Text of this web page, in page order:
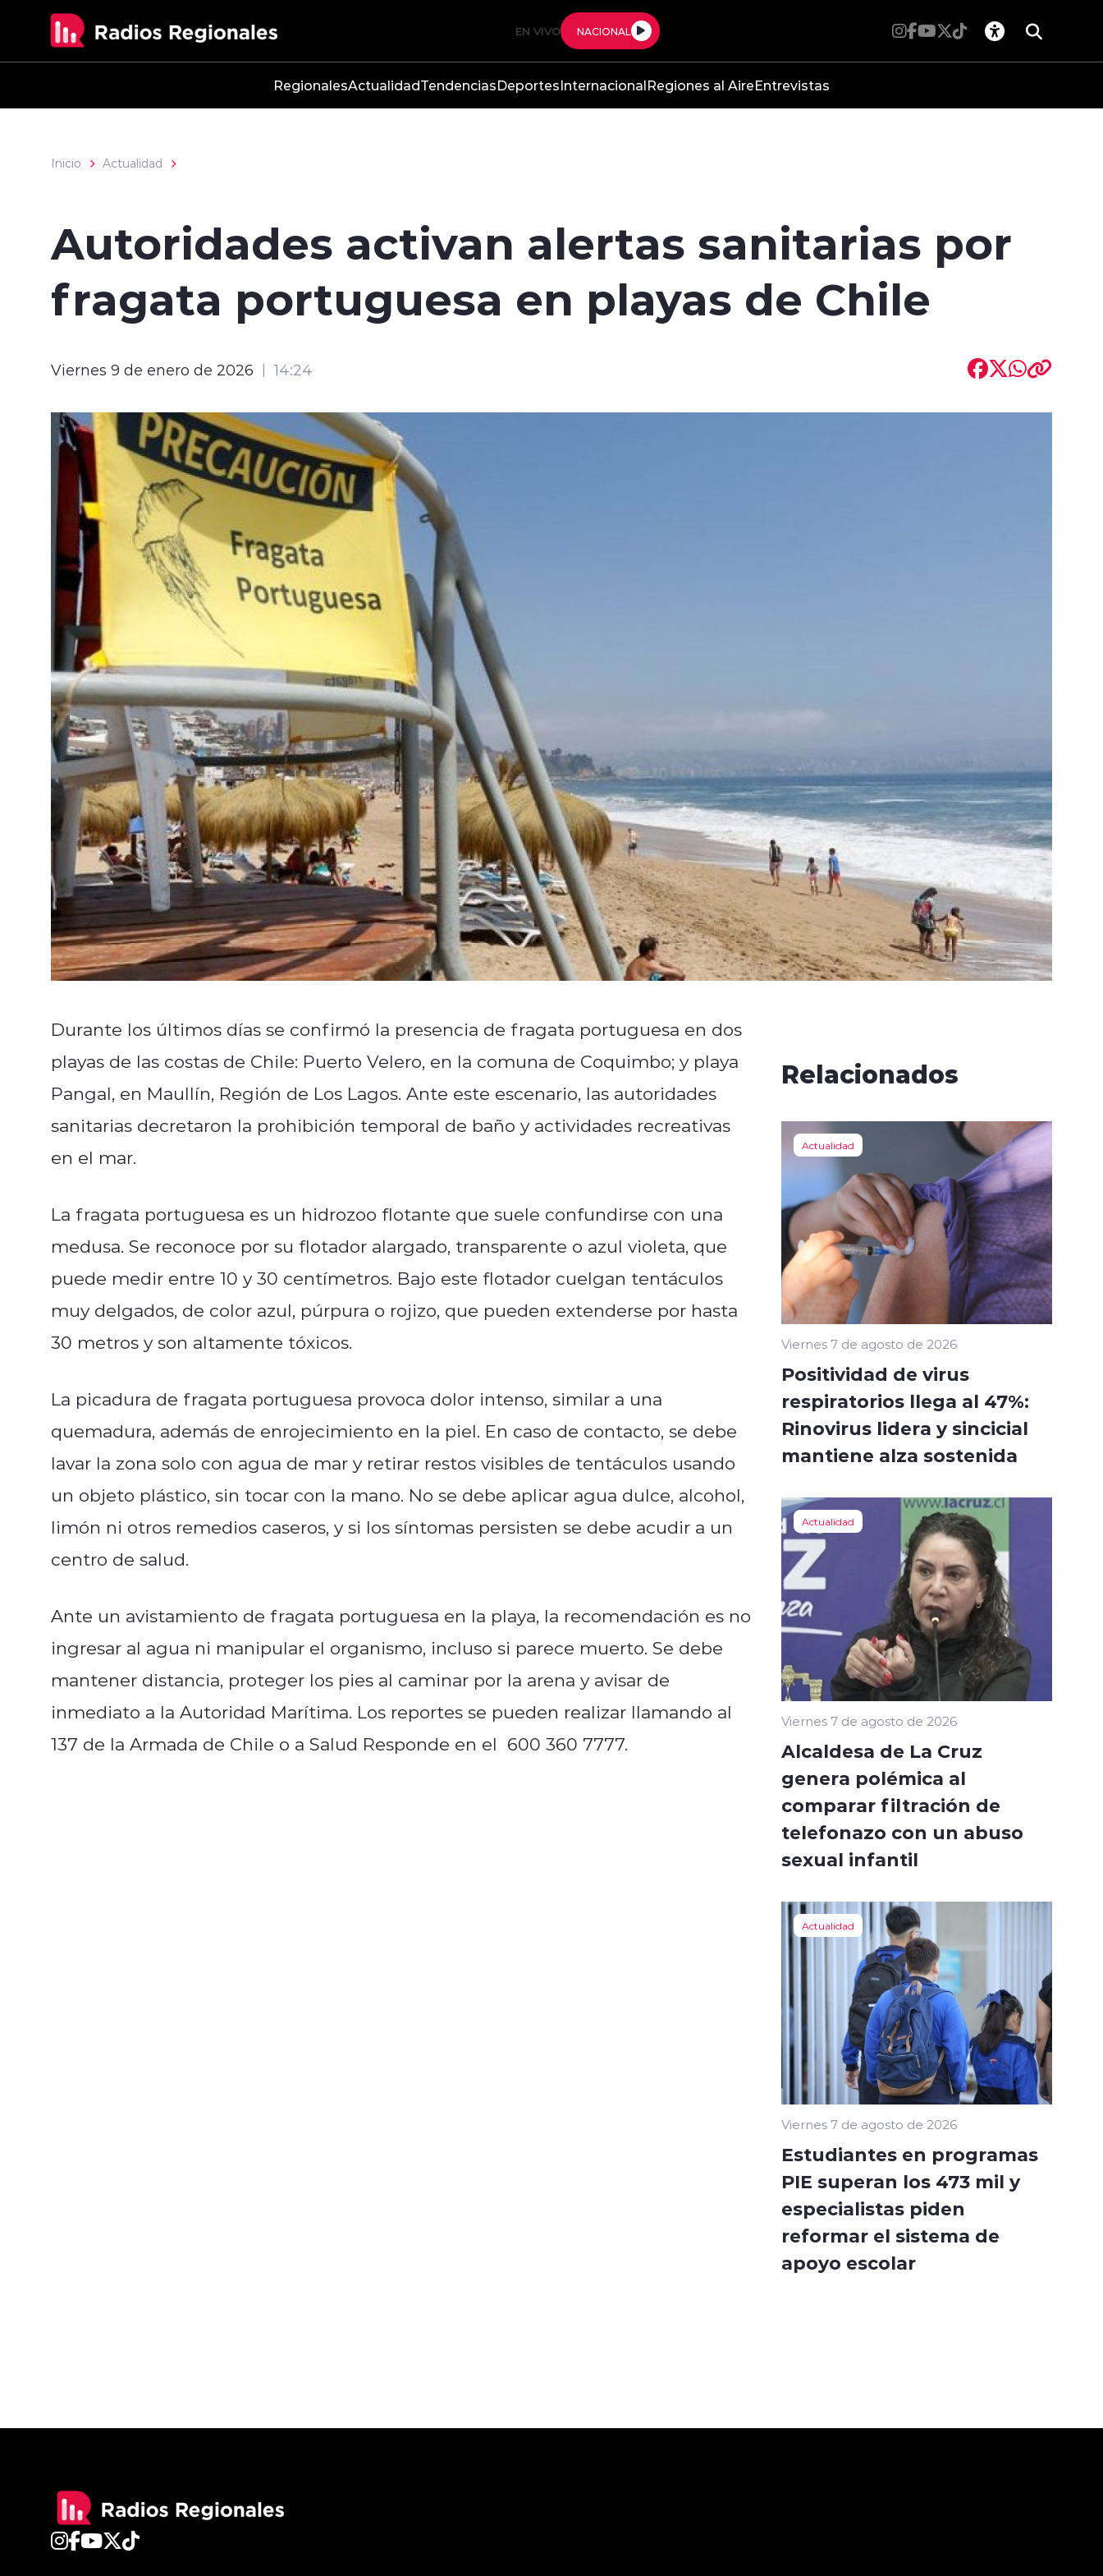
EN VIVO NACIONAL
RegionalesActualidadTendenciasDeportesInternacionalRegiones al AireEntrevistas
Inicio Actualidad
Autoridades activan alertas sanitarias por
fragata portuguesa en playas de Chile
Viernes 9 de enero de 2026 14:24
Durante los últimos días se confirmó la presencia de fragata portuguesa en dos
playas de las costas de Chile: Puerto Velero, en la comuna de Coquimbo; y playa
Pangal, en Maullín, Región de Los Lagos. Ante este escenario, las autoridades
sanitarias decretaron la prohibición temporal de baño y actividades recreativas
en el mar.
La fragata portuguesa es un hidrozoo flotante que suele confundirse con una
medusa. Se reconoce por su flotador alargado, transparente o azul violeta, que
puede medir entre 10 y 30 centímetros. Bajo este flotador cuelgan tentáculos
muy delgados, de color azul, púrpura o rojizo, que pueden extenderse por hasta
30 metros y son altamente tóxicos.
La picadura de fragata portuguesa provoca dolor intenso, similar a una
quemadura, además de enrojecimiento en la piel. En caso de contacto, se debe
lavar la zona solo con agua de mar y retirar restos visibles de tentáculos usando
un objeto plástico, sin tocar con la mano. No se debe aplicar agua dulce, alcohol,
limón ni otros remedios caseros, y si los síntomas persisten se debe acudir a un
centro de salud.
Ante un avistamiento de fragata portuguesa en la playa, la recomendación es no
ingresar al agua ni manipular el organismo, incluso si parece muerto. Se debe
mantener distancia, proteger los pies al caminar por la arena y avisar de
inmediato a la Autoridad Marítima. Los reportes se pueden realizar llamando al
137 de la Armada de Chile o a Salud Responde en el 600 360 7777.
Relacionados
Actualidad
Viernes 7 de agosto de 2026
Positividad de virus
respiratorios llega al 47%:
Rinovirus lidera y sincicial
mantiene alza sostenida
Actualidad
Viernes 7 de agosto de 2026
Alcaldesa de La Cruz
genera polémica al
comparar filtración de
telefonazo con un abuso
sexual infantil
Actualidad
Viernes 7 de agosto de 2026
Estudiantes en programas
PIE superan los 473 mil y
especialistas piden
reformar el sistema de
apoyo escolar